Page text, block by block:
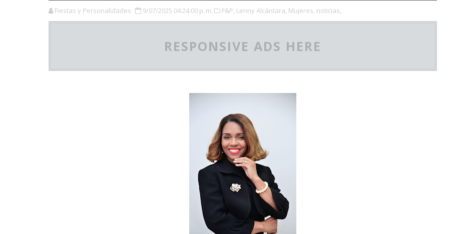
Fiestas y Personalidades 9/07/2025 04:24:00 p. m. F&P, Lenny Alcántara, Mujeres, noticias,
RESPONSIVE ADS HERE